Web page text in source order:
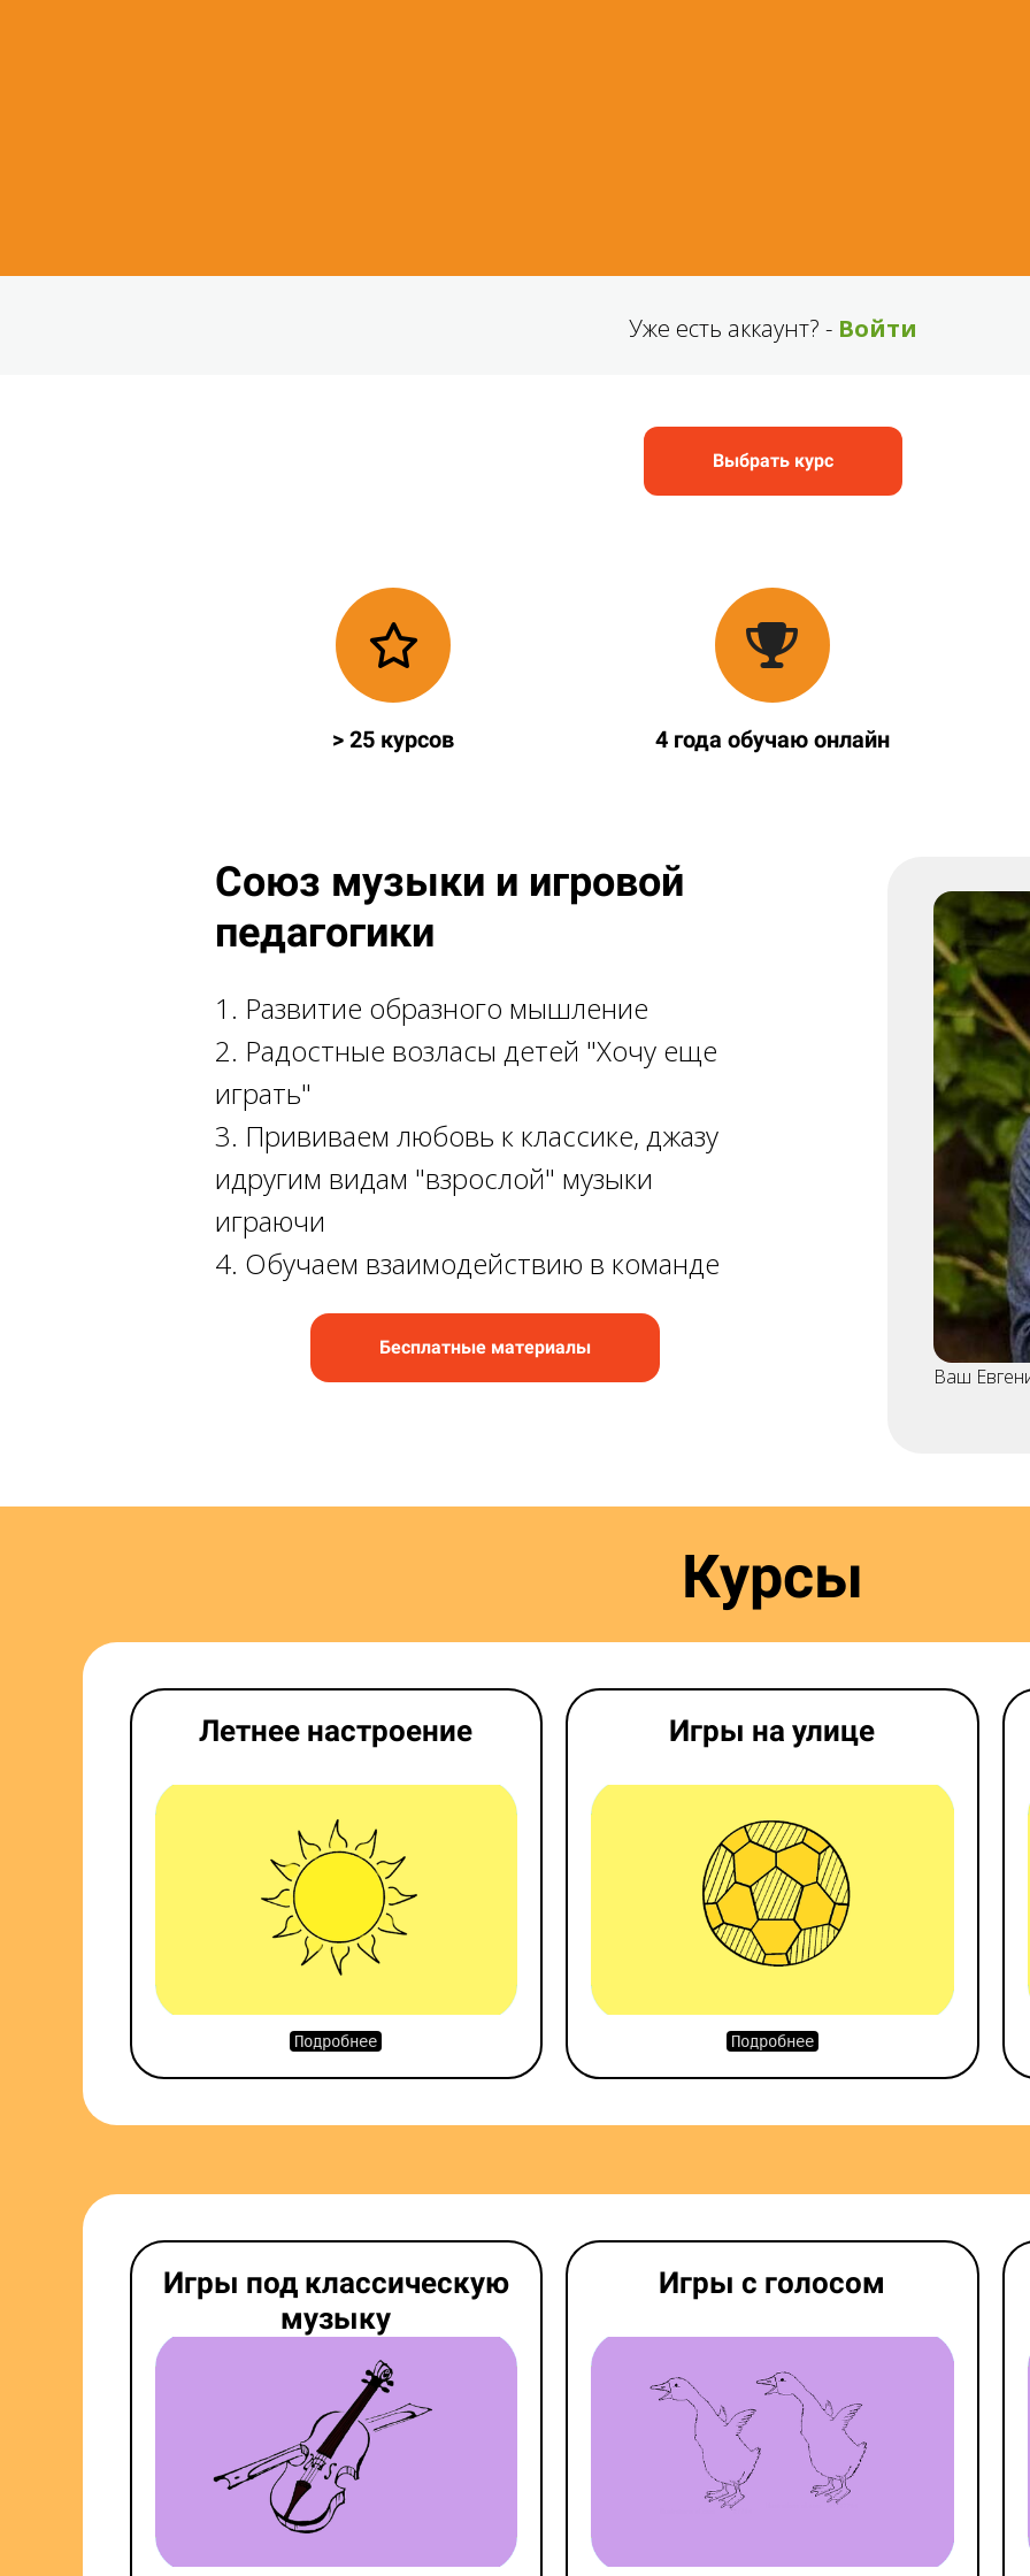
Уже есть аккаунт? - Войти
Выбрать курс
> 25 курсов 4 года обучаю онлайн
Союз музыки и игровой
педагогики
1. Развитие образного мышление
2. Радостные возласы детей "Хочу еще
играть"
3. Прививаем любовь к классике, джазу
идругим видам "взрослой" музыки
играючи
4. Обучаем взаимодействию в команде
Бесплатные материалы
Ваш
Курсы
Летнее настроение
Подробнее
Игры на улице
Подробнее
Игры под классическую
музыку
Игры с голосом